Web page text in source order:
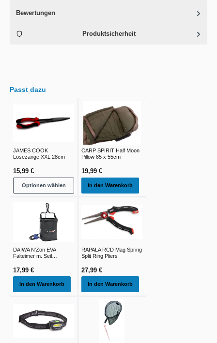
Bewertungen
Produktsicherheit
Passt dazu
JAMES COOK
Lösezange XXL 28cm
15,99 €
Optionen wählen
CARP SPIRIT Half Moon
Pillow 85 x 55cm
19,99 €
In den Warenkorb
DAIWA N'Zon EVA
Falteimer m. Seil
17,99 €
In den Warenkorb
RAPALA RCD Mag Spring
Split Ring Pliers
27,99 €
In den Warenkorb